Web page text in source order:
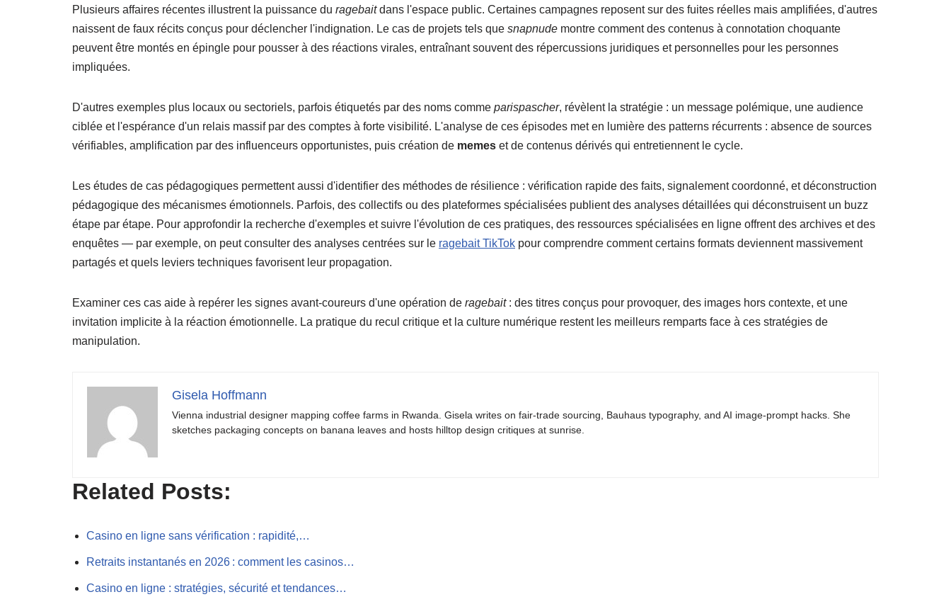
Plusieurs affaires récentes illustrent la puissance du ragebaitdans l'espace public. Certaines campagnes reposent sur des fuites réelles mais amplifiées, d'autres
naissent de faux récits conçus pour déclencher l'indignation. Le cas de projets tels que snapnude montre comment des contenus à connotation choquante
peuvent être montés en épingle pour pousser à des réactions virales, entraînant souvent des répercussions juridiques et personnelles pour les personnes
impliquées.
D'autres exemples plus locaux ou sectoriels, parfois étiquetés par des noms comme parispascher, révèlent la stratégie : un message polémique, une audience
ciblée et l'espérance d'un relais massif par des comptes à forte visibilité. L'analyse de ces épisodes met en lumière des patterns récurrents : absence de sources
vérifiables, amplification par des influenceurs opportunistes, puis création de memes et de contenus dérivés qui entretiennent le cycle.
Les études de cas pédagogiques permettent aussi d'identifier des méthodes de résilience : vérification rapide des faits, signalement coordonné, et déconstruction
pédagogique des mécanismes émotionnels. Parfois, des collectifs ou des plateformes spécialisées publient des analyses détaillées qui déconstruisent un buzz
étape par étape. Pour approfondir la recherche d'exemples et suivre l'évolution de ces pratiques, des ressources spécialisées en ligne offrent des archives et des
enquêtes — par exemple, on peut consulter des analyses centrées sur le ragebait TikTok pour comprendre comment certains formats deviennent massivement
partagés et quels leviers techniques favorisent leur propagation.
Examiner ces cas aide à repérer les signes avant-coureurs d'une opération de ragebait: des titres conçus pour provoquer, des images hors contexte, et une
invitation implicite à la réaction émotionnelle. La pratique du recul critique et la culture numérique restent les meilleurs remparts face à ces stratégies de
manipulation.
Gisela Hoffmann
Vienna industrial designer mapping coffee farms in Rwanda. Gisela writes on fair-trade sourcing, Bauhaus typography, and AI image-prompt hacks. She
sketches packaging concepts on banana leaves and hosts hilltop design critiques at sunrise.
Related Posts:
Casino en ligne sans vérification : rapidité,…
Retraits instantanés en 2026 : comment les casinos…
Casino en ligne : stratégies, sécurité et tendances…